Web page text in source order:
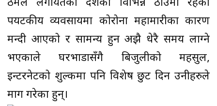
ठमेल लगायतका देशका विभिन्न ठाउँमा रहेका
पर्यटकीय व्यवसायमा कोरोना महामारीका कारण
मन्दी आएको र सामन्य हुन अझै धेरै समय लाग्ने
भएकाले घरभाडासँगै बिजुलीको महसुल,
इन्टरनेटको शुल्कमा पनि विशेष छुट दिन उनीहरुले
माग गरेका हुन्।